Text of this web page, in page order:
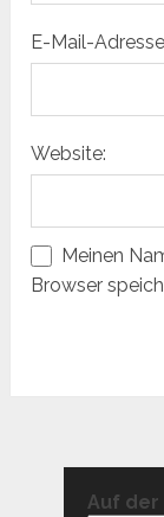
E-Mail-
Website:
Meinen
Browser
Auf der